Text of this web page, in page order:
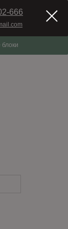
666